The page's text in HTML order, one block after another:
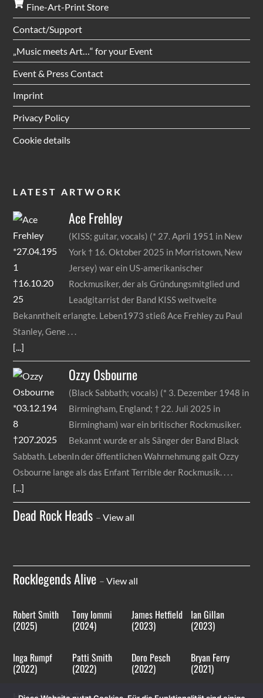
Fine-Art-Print Store
Contact/Support
„Music meets Art…“ for your Event
Event & Press Contact
Imprint
Privacy Policy
Cookie details
LATEST ARTWORK
AceFrehley
(KISS; guitar, vocals) (* 27. April 1951 in New
York † 16. Oktober 2025 in Morristown, New
Jersey) war ein US-amerikanischer
Rockmusiker, der als Gründungsmitglied und
Leadgitarrist der Band KISS weltweite
Bekanntheit erlangte. Leben1973 stieß Ace Frehley zu Paul
Stanley, Gene
[...]
OzzyOsbourne
(Black Sabbath; vocals) (* 3. Dezember 1948 in
Birmingham, England; † 22. Juli 2025 in
Birmingham) war ein britischer Rockmusiker.
Bekannt wurde er als Sänger der Band Black
Sabbath. LebenIn der öffentlichen Wahrnehmung galt Ozzy
Osbourne lange als das Enfant Terrible der Rockmusik.
[...]
Dead Rock Heads –View all
Rocklegends Alive –View all
Robert Smith
(2025)
Tony Iommi
(2024)
James Hetfield
(2023)
Ian Gillan
(2023)
Inga Rumpf
(2022)
Patti Smith
(2022)
Doro Pesch
(2022)
Bryan Ferry
(2021)